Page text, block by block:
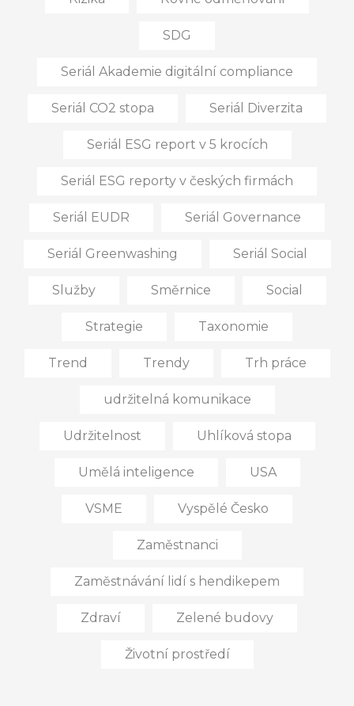
SDG
Seriál Akademie digitální compliance
Seriál CO2 stopa Seriál Diverzita
Seriál ESG report v 5 krocích
Seriál ESG reporty v českých firmách
Seriál EUDR Seriál Governance
Seriál Greenwashing Seriál Social
Služby Směrnice Social
Strategie Taxonomie
Trend Trendy Trh práce
udržitelná komunikace
Udržitelnost Uhlíková stopa
Umělá inteligence USA
VSME Vyspělé Česko
Zaměstnanci
Zaměstnávání lidí s hendikepem
Zdraví Zelené budovy
Životní prostředí